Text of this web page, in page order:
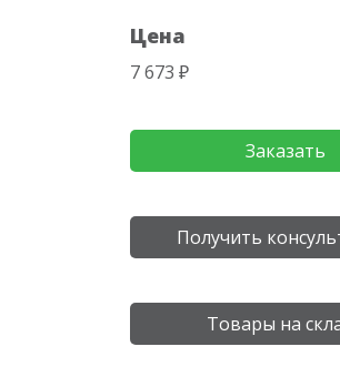
Цена
7 673 ₽
Заказать
Получить
Товары на